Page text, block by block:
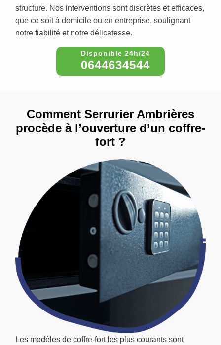
structure. Nos interventions sont discrètes et efficaces,
que ce soit à domicile ou en entreprise, soulignant
notre fiabilité et notre délicatesse.
0644634544
Les modèles de coffre-fort les plus courants sont
Comment Serrurier Ambrières
procède à l’ouverture d’un coffre-
fort ?